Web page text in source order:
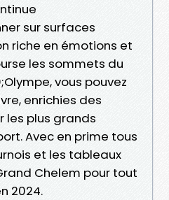
sur surfaces
riche en émotions et
les sommets du
vous pouvez
enrichies des
les plus grands
Avec en prime tous
et les tableaux
Chelem pour tout
2024.